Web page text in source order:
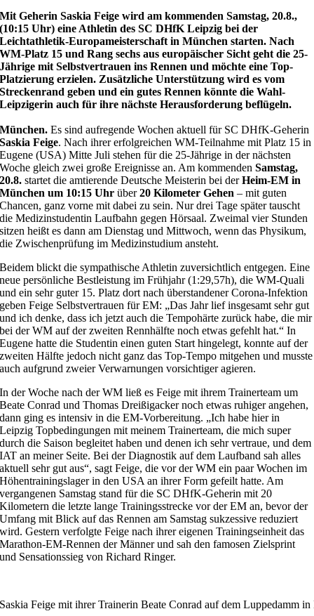
Mit Geherin Saskia Feige wird am kommenden Samstag, 20.8.,
(10:15 Uhr) eine Athletin des SC DHfK Leipzig bei der
Leichtathletik-Europameisterschaft in München starten. Nach
WM-Platz 15 und Rang sechs aus europäischer Sicht geht die 25-
Jährige mit Selbstvertrauen ins Rennen und möchte eine Top-
Platzierung erzielen. Zusätzliche Unterstützung wird es vom
Streckenrand geben und ein gutes Rennen könnte die Wahl-
Leipzigerin auch für ihre nächste Herausforderung beflügeln.
München. Es sind aufregende Wochen aktuell für SC DHfK-Geherin
Saskia Feige. Nach ihrer erfolgreichen WM-Teilnahme mit Platz 15 in
Eugene (USA) Mitte Juli stehen für die 25-Jährige in der nächsten
Woche gleich zwei große Ereignisse an. Am kommendenSamstag,
20.8. startet die amtierende Deutsche Meisterin bei derHeim-EM in
München um 10:15 Uhr über20 Kilometer Gehen – mit guten
Chancen, ganz vorne mit dabei zu sein. Nur drei Tage später tauscht
die Medizinstudentin Laufbahn gegen Hörsaal. Zweimal vier Stunden
sitzen heißt es dann am Dienstag und Mittwoch, wenn das Physikum,
die Zwischenprüfung im Medizinstudium ansteht.
Beidem blickt die sympathische Athletin zuversichtlich entgegen. Eine
neue persönliche Bestleistung im Frühjahr (1:29,57h), die WM-Quali
und ein sehr guter 15. Platz dort nach überstandener Corona-Infektion
geben Feige Selbstvertrauen für EM: „Das Jahr lief insgesamt sehr gut
und ich denke, dass ich jetzt auch die Tempohärte zurück habe, die mir
bei der WM auf der zweiten Rennhälfte noch etwas gefehlt hat.“ In
Eugene hatte die Studentin einen guten Start hingelegt, konnte auf der
zweiten Hälfte jedoch nicht ganz das Top-Tempo mitgehen und musste
auch aufgrund zweier Verwarnungen vorsichtiger agieren.
In der Woche nach der WM ließ es Feige mit ihrem Trainerteam um
Beate Conrad und Thomas Dreißigacker noch etwas ruhiger angehen,
dann ging es intensiv in die EM-Vorbereitung. „Ich habe hier in
Leipzig Topbedingungen mit meinem Trainerteam, die mich super
durch die Saison begleitet haben und denen ich sehr vertraue, und dem
IAT an meiner Seite. Bei der Diagnostik auf dem Laufband sah alles
aktuell sehr gut aus“, sagt Feige, die vor der WM ein paar Wochen im
Höhentrainingslager in den USA an ihrer Form gefeilt hatte. Am
vergangenen Samstag stand für die SC DHfK-Geherin mit 20
Kilometern die letzte lange Trainingsstrecke vor der EM an, bevor der
Umfang mit Blick auf das Rennen am Samstag sukzessive reduziert
wird. Gestern verfolgte Feige nach ihrer eigenen Trainingseinheit das
Marathon-EM-Rennen der Männer und sah den famosen Zielsprint
und Sensationssieg von Richard Ringer.
Saskia Feige mit ihrer Trainerin Beate Conrad auf dem Luppedamm